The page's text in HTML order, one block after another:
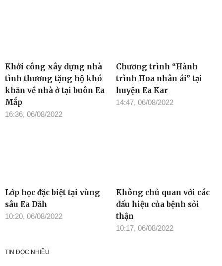
Khởi công xây dựng nhà
tình thương tặng hộ khó
khăn về nhà ở tại buôn Ea
Mắp
16:36, 06/08/2022
Chương trình “Hành
trình Hoa nhân ái” tại
huyện Ea Kar
14:47, 06/08/2022
Lớp học đặc biệt tại vùng
sâu Ea Dăh
10:20, 06/08/2022
Không chủ quan với các
dấu hiệu của bệnh sỏi
thận
10:17, 06/08/2022
TIN ĐỌC NHIỀU